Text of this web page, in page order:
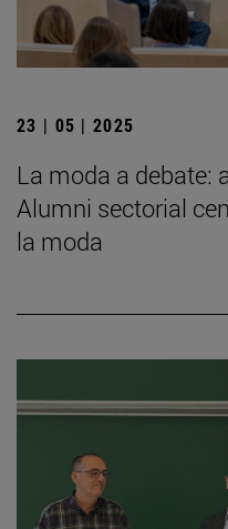
23 | 05 | 2025
La moda a debate:
Alumni sectorial
la moda